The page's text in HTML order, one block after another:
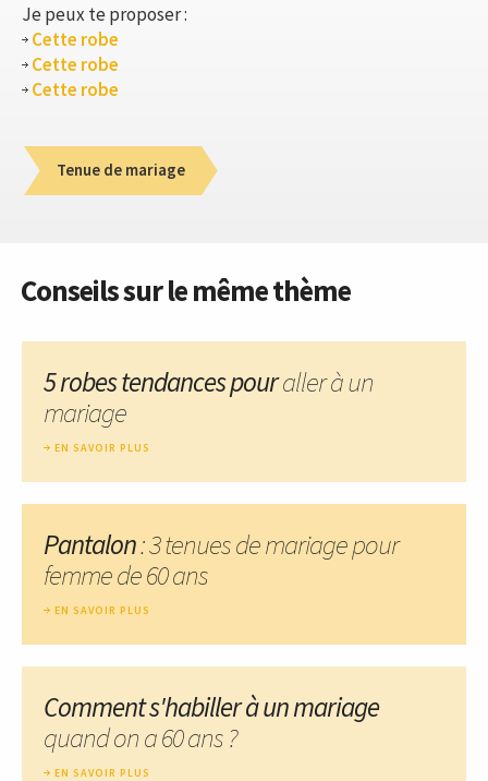
Je peux te proposer :
Cette robe
Cette robe
Cette robe
Tenue de mariage
Conseils sur le même thème
5 robes tendances pouraller à un
mariage
EN SAVOIR PLUS
Pantalon: 3 tenues de mariage pour
femme de 60 ans
EN SAVOIR PLUS
Comment s'habiller à un mariage
quand on a 60 ans ?
EN SAVOIR PLUS